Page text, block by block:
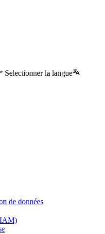
Selectionner la langue
de données